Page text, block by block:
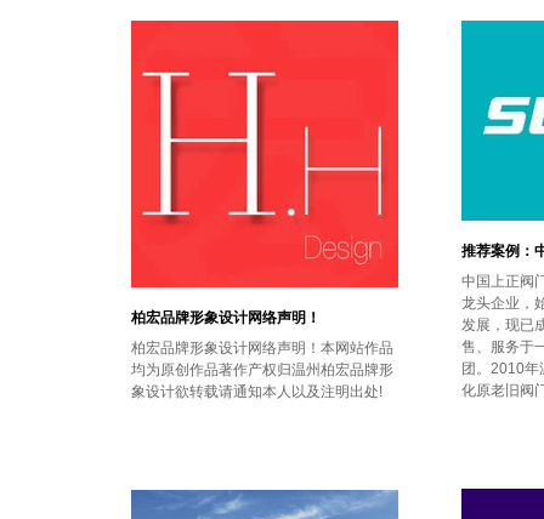
柏宏品牌形象设计网络声明！
柏宏品牌形象设计网络声明！本网站作品
均为原创作品著作产权归温州柏宏品牌形
象设计欲转载请通知本人以及注明出处!
推荐案例：
中国上正阀
龙头企业，
发展，现已
售、服务于
团。2010年
化原老旧阀